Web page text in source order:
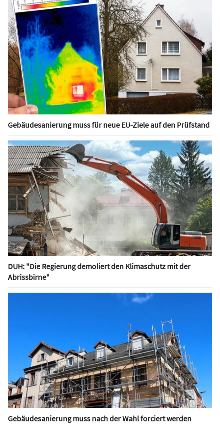
Gebäudesanierung muss für neue EU-Ziele auf den Prüfstand
DUH: "Die Regierung demoliert den Klimaschutz mit der
Abrissbirne"
Gebäudesanierung muss nach der Wahl forciert werden